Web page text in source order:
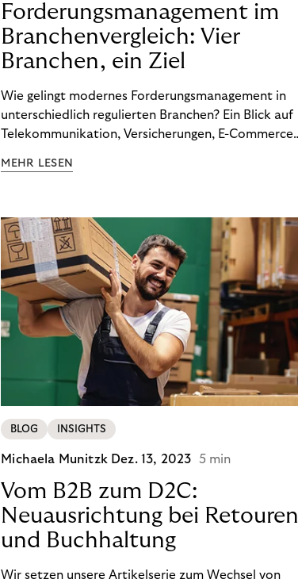
Forderungsmanagement im
Branchenvergleich: Vier
Branchen, ein Ziel
Wie gelingt modernes Forderungsmanagement in
unterschiedlich regulierten Branchen? Ein Blick auf
Telekommunikation, Versicherungen, E-Commerce
wirksam reduzieren will, braucht keine
MEHR LESEN
BLOG INSIGHTS
Michaela Munitzk Dez. 13, 2023 5 min
Vom B2B zum D2C:
Neuausrichtung bei Retouren
und Buchhaltung
Wir setzen unsere Artikelserie zum Wechsel von